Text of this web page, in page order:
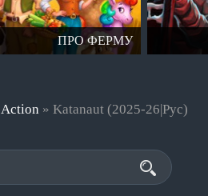
ПРО ФЕРМУ
Action » Katanaut (2025-26|Рус)